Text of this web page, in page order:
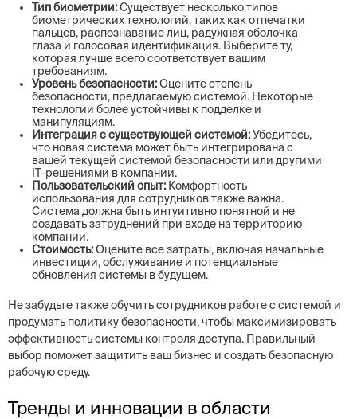
Тип биометрии:Существует несколько типов
биометрических технологий, таких как отпечатки
пальцев, распознавание лиц, радужная оболочка
глаза и голосовая идентификация. Выберите ту,
которая лучше всего соответствует вашим
требованиям.
Уровень безопасности:Оцените степень
безопасности, предлагаемую системой. Некоторые
технологии более устойчивы к подделке и
манипуляциям.
Интеграция с существующей системой:Убедитесь,
что новая система может быть интегрирована с
вашей текущей системой безопасности или другими
IT-решениями в компании.
Пользовательский опыт: Комфортность
использования для сотрудников также важна.
Система должна быть интуитивно понятной и не
создавать затруднений при входе на территорию
компании.
Стоимость:Оцените все затраты, включая начальные
инвестиции, обслуживание и потенциальные
обновления системы в будущем.
Не забудьте также обучить сотрудников работе с системой и
продумать политику безопасности, чтобы максимизировать
эффективность системы контроля доступа. Правильный
выбор поможет защитить ваш бизнес и создать безопасную
рабочую среду.
Тренды и инновации в области